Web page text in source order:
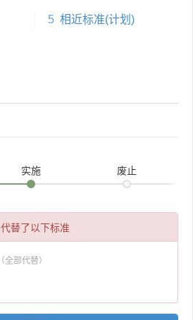
5 相近标准(计划)
实施 废止
代替了以下标准
（全部代替）